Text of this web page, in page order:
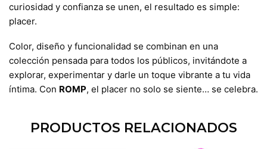
curiosidad y confianza se unen, el resultado es simple:
placer.
Color, diseño y funcionalidad se combinan en una
colección pensada para todos los públicos, invitándote a
explorar, experimentar y darle un toque vibrante a tu vida
íntima. Con ROMP, el placer no solo se siente… se celebra.
PRODUCTOS RELACIONADOS